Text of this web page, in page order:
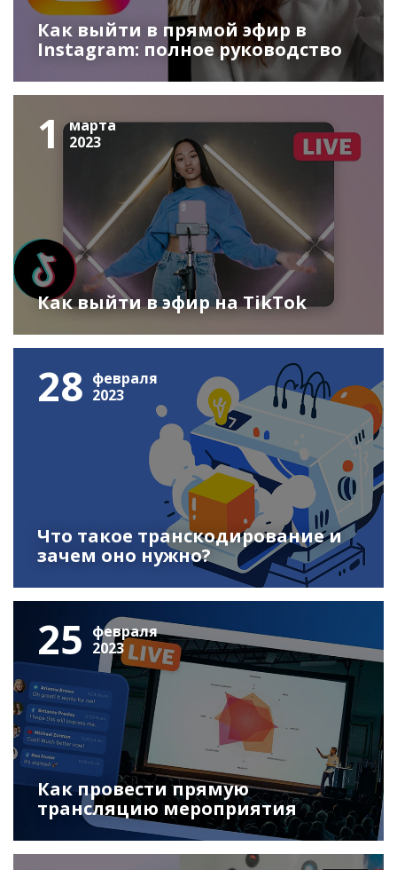
Как выйти в прямой эфир в
Instagram: полное руководство
1
марта
2023
Как выйти в эфир на TikTok
28 февраля
2023
Что такое транскодирование и
зачем оно нужно?
25 февраля
2023
Как провести прямую
трансляцию мероприятия